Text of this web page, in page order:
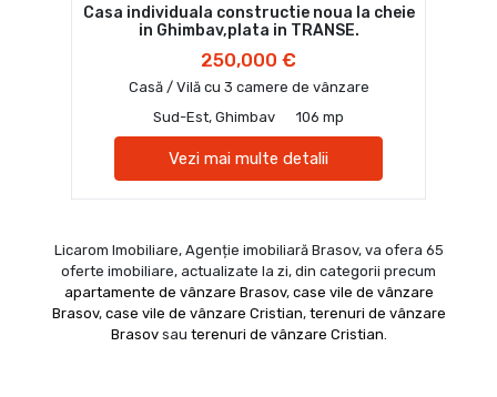
Casa individuala constructie noua la cheie
in Ghimbav,plata in TRANSE.
250,000 €
Casă / Vilă cu 3 camere de vânzare
Sud-Est, Ghimbav
106 mp
Vezi mai multe detalii
Licarom Imobiliare, Agenție imobiliară Brasov, va ofera 65
oferte imobiliare, actualizate la zi, din categorii precum
apartamente de vânzare Brasov, case vile de vânzare
Brasov, case vile de vânzare Cristian, terenuri de vânzare
Brasovsau terenuri de vânzare Cristian